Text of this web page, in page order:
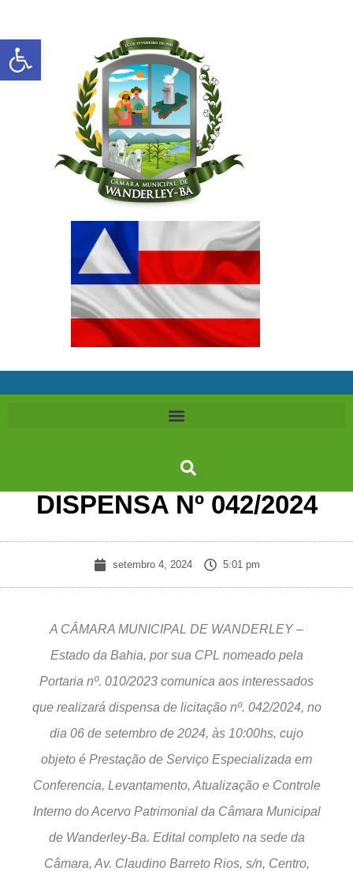
DISPENSA Nº 042/2024
setembro 4, 2024 5:01 pm
A CÂMARA MUNICIPAL DE WANDERLEY –
Estado da Bahia, por sua CPL nomeado pela
Portaria nº. 010/2023 comunica aos interessados
que realizará dispensa de licitação nº. 042/2024, no
dia 06 de setembro de 2024, às 10:00hs, cujo
objeto é Prestação de Serviço Especializada em
Conferencia, Levantamento, Atualização e Controle
Interno do Acervo Patrimonial da Câmara Municipal
de Wanderley-Ba. Edital completo na sede da
Câmara, Av. Claudino Barreto Rios, s/n, Centro,
Abrir a barra de ferramentas